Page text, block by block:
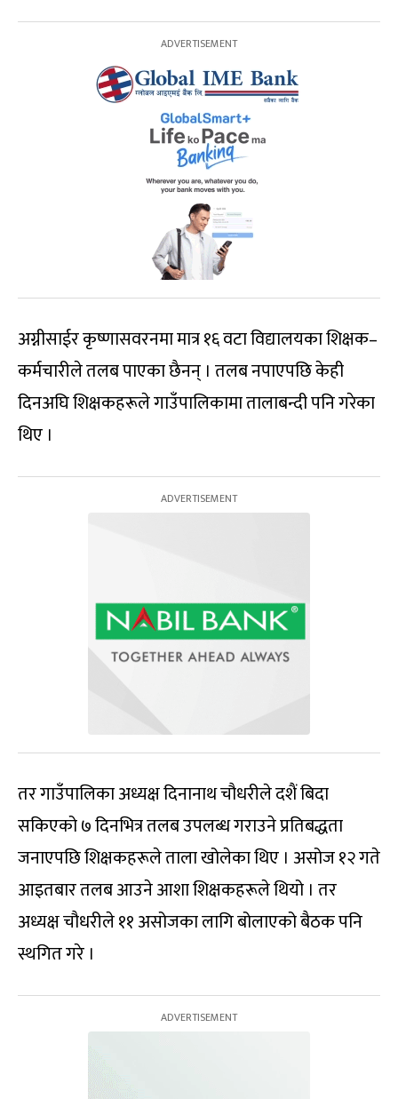
अग्नीसाईर कृष्णासवरनमा मात्र १६ वटा विद्यालयका शिक्षक–
कर्मचारीले तलब पाएका छैनन् । तलब नपाएपछि केही
दिनअघि शिक्षकहरूले गाउँपालिकामा तालाबन्दी पनि गरेका
थिए ।
तर गाउँपालिका अध्यक्ष दिनानाथ चौधरीले दशैं बिदा
सकिएको ७ दिनभित्र तलब उपलब्ध गराउने प्रतिबद्धता
जनाएपछि शिक्षकहरूले ताला खोलेका थिए । असोज १२ गते
आइतबार तलब आउने आशा शिक्षकहरूले थियो । तर
अध्यक्ष चौधरीले ११ असोजका लागि बोलाएको बैठक पनि
स्थगित गरे ।